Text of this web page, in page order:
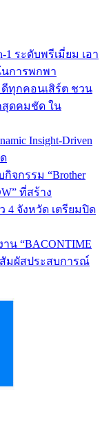
1 ระดับพรีเมี่ยม เอา
นการพกพา
ดีทุกคอนเสิร์ต ชวน
สุดคมชัด ใน
Insight-Driven
จกรรม “Brother
ที่สร้าง
จังหวัด เตรียมปิด
น “BACONTIME
สัมผัสประสบการณ์